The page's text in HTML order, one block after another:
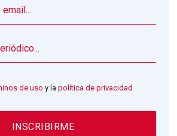
de uso y lapolítica de privacidad
INSCRIBIRME